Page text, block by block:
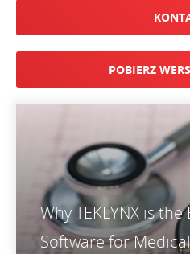
POBIERZ
Why TEKLYNX is
Software for